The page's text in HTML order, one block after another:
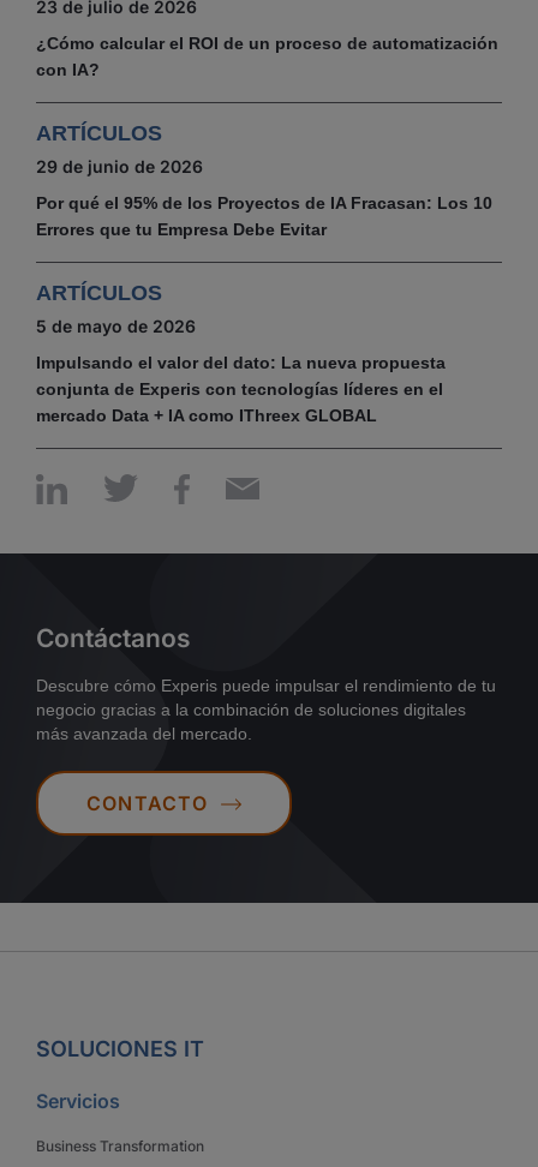
23 de julio de 2026
¿Cómo calcular el ROI de un proceso de automatización
con IA?
ARTÍCULOS
29 de junio de 2026
Por qué el 95% de los Proyectos de IA Fracasan: Los 10
Errores que tu Empresa Debe Evitar
ARTÍCULOS
5 de mayo de 2026
Impulsando el valor del dato: La nueva propuesta
conjunta de Experis con tecnologías líderes en el
mercado Data + IA como IThreex GLOBAL
Contáctanos
Descubre cómo Experis puede impulsar el rendimiento de tu
negocio gracias a la combinación de soluciones digitales
más avanzada del mercado.
CONTACTO
SOLUCIONES IT
Servicios
Business Transformation